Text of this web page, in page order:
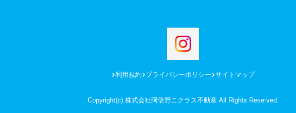
利用規約 プライバシーポリシー サイトマップ
Copyright(c) 株式会社阿倍野ニクラス不動産 All Rights Reserved.